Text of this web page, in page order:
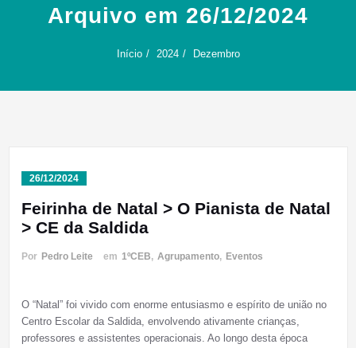
Arquivo em 26/12/2024
Início 2024 Dezembro
26/12/2024
Feirinha de Natal > O Pianista de Natal
> CE da Saldida
Por Pedro Leite em 1ºCEB, Agrupamento, Eventos
O “Natal” foi vivido com enorme entusiasmo e espírito de união no
Centro Escolar da Saldida, envolvendo ativamente crianças,
professores e assistentes operacionais. Ao longo desta época